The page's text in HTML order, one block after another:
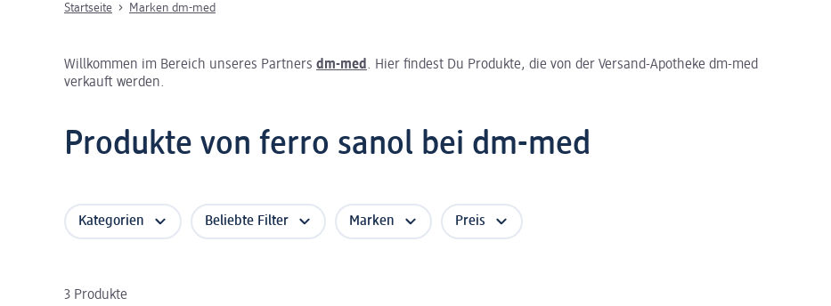
Startseite Marken dm-med
Willkommen im Bereich unseres Partners dm-med . Hier findest Du Produkte, die von der Versand-Apotheke dm-med
verkauft werden.
Produkte von ferro sanol bei dm-med
Kategorien Beliebte Filter Marken Preis
3 Produkte